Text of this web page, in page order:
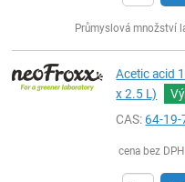
Průmyslová množství
Acetic acid
x 2.5 L)
CAS:64-19-
cena bez DPH